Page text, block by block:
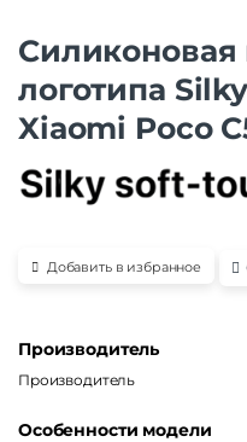
Силиконовая
логотипа
Xiaomi Poco
Добавить в избранное
Производитель
Производитель
Особенности модели